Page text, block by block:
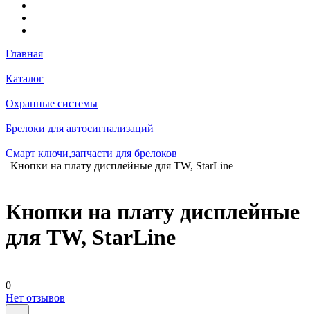
Главная
Каталог
Охранные системы
Брелоки для автосигнализаций
Смарт ключи,запчасти для брелоков
Кнопки на плату дисплейные для TW, StarLine
Кнопки на плату дисплейные
для TW, StarLine
0
Нет отзывов